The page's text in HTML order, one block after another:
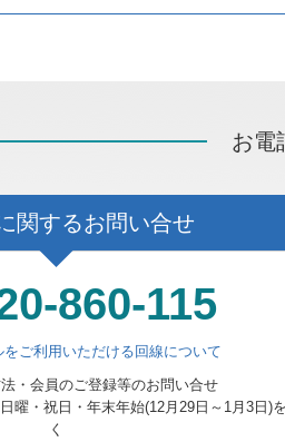
お電
関するお問い合せ
860-115
をご利用いただける回線について
・会員のご登録等のお問い合せ
曜・祝日・年末年始(12月29日～1月3日)
く